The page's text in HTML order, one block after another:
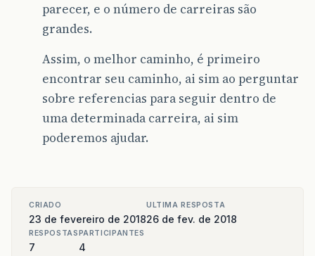
parecer, e o número de carreiras são
grandes.
Assim, o melhor caminho, é primeiro
encontrar seu caminho, ai sim ao perguntar
sobre referencias para seguir dentro de
uma determinada carreira, ai sim
poderemos ajudar.
CRIADO
23 de fevereiro de 2018
ULTIMA RESPOSTA
26 de fev. de 2018
RESPOSTAS
7
PARTICIPANTES
4